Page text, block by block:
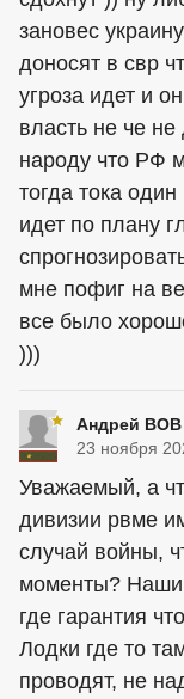
зановес
доносят в свр
угроза идет и
власть не че
народу что РФ
тогда тока
идет по плану
мне пофиг на
все было
)))
Андрей ВОВ
23 ноября
Уважаемый, а
дивизии рвме
случай войны,
моменты? Наши
где гарантия
Лодки где то
проводят, не